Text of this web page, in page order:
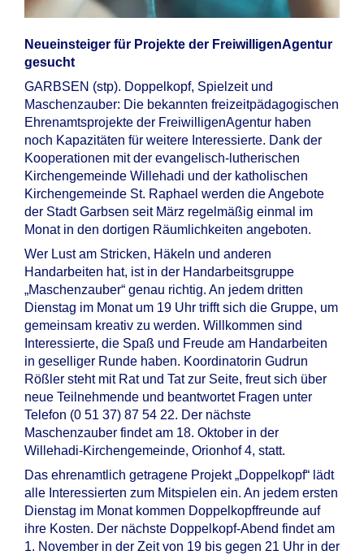
Neueinsteiger für Projekte der FreiwilligenAgentur
gesucht
GARBSEN (stp). Doppelkopf, Spielzeit und
Maschenzauber: Die bekannten freizeitpädagogischen
Ehrenamtsprojekte der FreiwilligenAgentur haben
noch Kapazitäten für weitere Interessierte. Dank der
Kooperationen mit der evangelisch-lutherischen
Kirchengemeinde Willehadi und der katholischen
Kirchengemeinde St. Raphael werden die Angebote
der Stadt Garbsen seit März regelmäßig einmal im
Monat in den dortigen Räumlichkeiten angeboten.
Wer Lust am Stricken, Häkeln und anderen
Handarbeiten hat, ist in der Handarbeitsgruppe
„Maschenzauber“ genau richtig. An jedem dritten
Dienstag im Monat um 19 Uhr trifft sich die Gruppe, um
gemeinsam kreativ zu werden. Willkommen sind
Interessierte, die Spaß und Freude am Handarbeiten
in geselliger Runde haben. Koordinatorin Gudrun
Rößler steht mit Rat und Tat zur Seite, freut sich über
neue Teilnehmende und beantwortet Fragen unter
Telefon (0 51 37) 87 54 22. Der nächste
Maschenzauber findet am 18. Oktober in der
Willehadi-Kirchengemeinde, Orionhof 4, statt.
Das ehrenamtlich getragene Projekt „Doppelkopf“ lädt
alle Interessierten zum Mitspielen ein. An jedem ersten
Dienstag im Monat kommen Doppelkopffreunde auf
ihre Kosten. Der nächste Doppelkopf-Abend findet am
1. November in der Zeit von 19 bis gegen 21 Uhr in der